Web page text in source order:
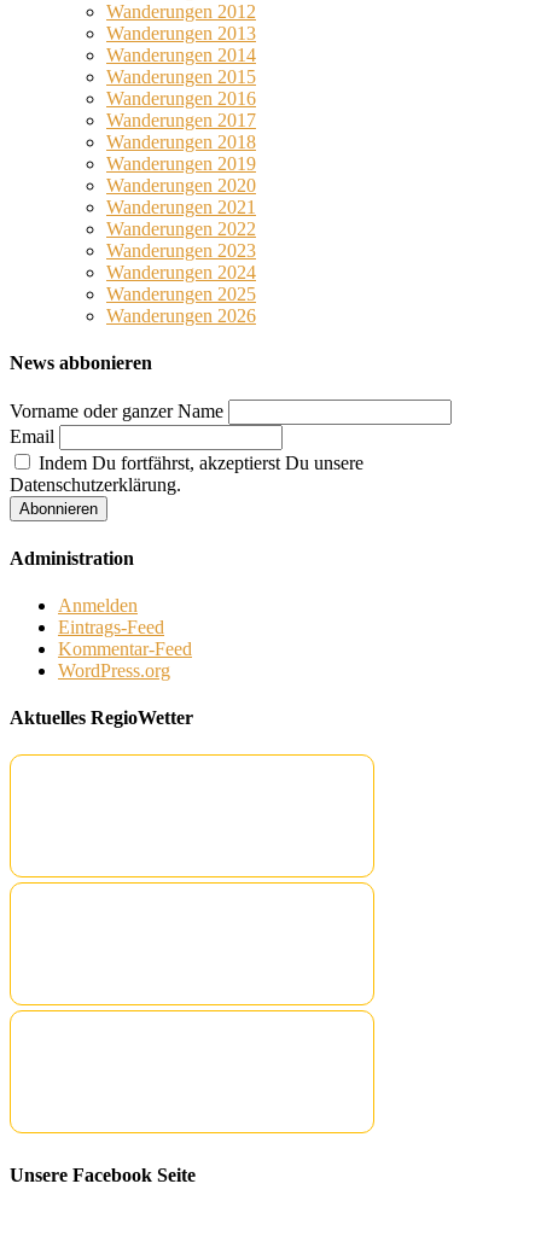
Wanderungen 2012
Wanderungen 2013
Wanderungen 2014
Wanderungen 2015
Wanderungen 2016
Wanderungen 2017
Wanderungen 2018
Wanderungen 2019
Wanderungen 2020
Wanderungen 2021
Wanderungen 2022
Wanderungen 2023
Wanderungen 2024
Wanderungen 2025
Wanderungen 2026
News abbonieren
Vorname oder ganzer Name
Email
Indem Du fortfährst, akzeptierst Du unsere
Datenschutzerklärung.
Administration
Anmelden
Eintrags-Feed
Kommentar-Feed
WordPress.org
Aktuelles RegioWetter
Unsere Facebook Seite